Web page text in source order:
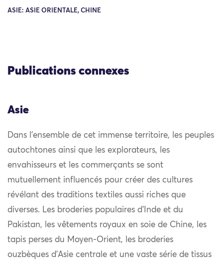
ASIE: ASIE ORIENTALE, CHINE
Publications connexes
Asie
Dans l’ensemble de cet immense territoire, les peuples
autochtones ainsi que les explorateurs, les
envahisseurs et les commerçants se sont
mutuellement influencés pour créer des cultures
révélant des traditions textiles aussi riches que
diverses. Les broderies populaires d’Inde et du
Pakistan, les vêtements royaux en soie de Chine, les
tapis perses du Moyen-Orient, les broderies
ouzbèques d’Asie centrale et une vaste série de tissus